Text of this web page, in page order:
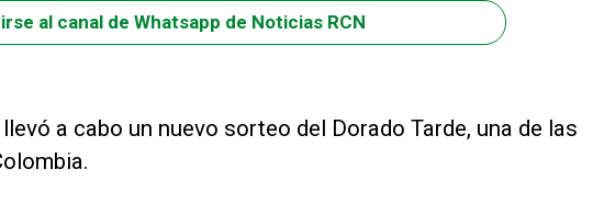
al canal de Whatsapp de Noticias RCN
a cabo un nuevo sorteo del Dorado Tarde, una de las